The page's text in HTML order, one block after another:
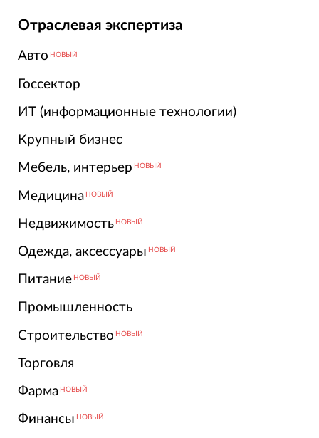
Отраслевая экспертиза
Авто НОВЫЙ
Госсектор
ИТ (информационные технологии)
Крупный бизнес
Мебель, интерьер НОВЫЙ
Медицина НОВЫЙ
Недвижимость НОВЫЙ
Одежда, аксессуары НОВЫЙ
Питание НОВЫЙ
Промышленность
Строительство НОВЫЙ
Торговля
Фарма НОВЫЙ
Финансы НОВЫЙ